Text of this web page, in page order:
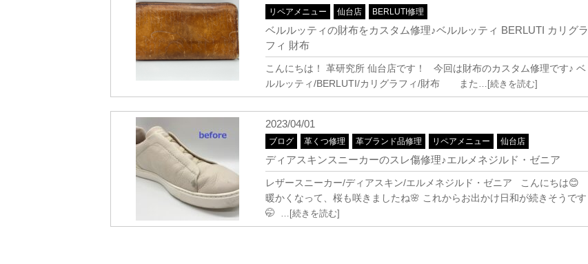
リペアメニュー 仙台店 BERLUTI修理
ベルルッティの財布をカスタム修理♪ベルルッティ BERLUTI カリグラ
フィ 財布
こんにちは！ 革研究所 仙台店です！ 今回は財布のカスタム修理です♪ ベ
ルルッティ/BERLUTI/カリグラフィ/財布 また …[続きを読む]
2023/04/01
ブログ 革くつ修理 革ブランド品修理 リペアメニュー 仙台店
ディアスキンスニーカーのスレ傷修理♪エルメネジルド・ゼニア
レザースニーカー/ディアスキン/エルメネジルド・ゼニア こんにちは😊
暖かくなって、桜も咲きましたね🌸 これからお出かけ日和が続きそうです
🤭 …[続きを読む]